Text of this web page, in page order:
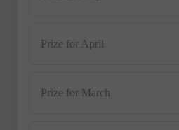
Prize for April
Prize for March